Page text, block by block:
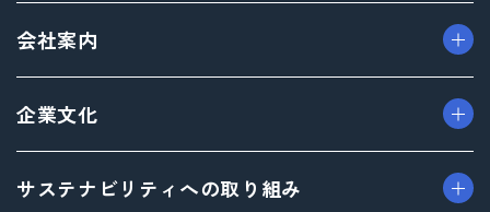
> プロダクト事業
> デザイン事業
> マテリアル事業
> ブランド事業
会社案内
> フィロソフィ
> 企業概要
企業文化
> 社内イベント・研修・福利厚生
サステナビリティへの取り組み